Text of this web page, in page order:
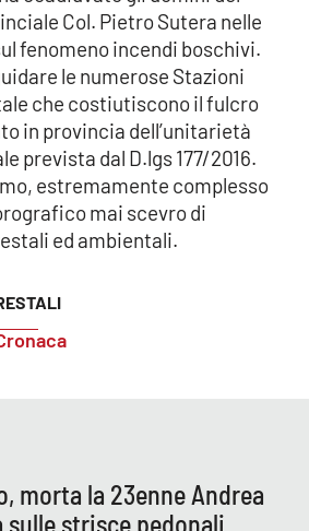
Col. Pietro Sutera nelle
fenomeno incendi boschivi.
le numerose Stazioni
che costiutiscono il fulcro
in provincia dell’unitarietà
prevista dal D.lgs 177/2016.
estremamente complesso
mai scevro di
ed ambientali.
morta la 23enne Andrea
strisce pedonali